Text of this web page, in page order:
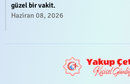
güzel bir vakit.
Haziran 08, 2026